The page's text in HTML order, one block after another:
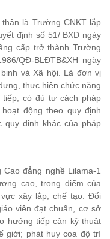
là Trường CNKT lắp
định số 51/ BXD ngày
cấp trở thành Trường
QĐ-BLĐTB&XH ngày
và Xã hội. Là đơn vị
thực hiện chức năng
có đủ tư cách pháp
động theo quy định
quy định khác của pháp
đẳng nghề Lilama-1
cao, trọng điểm của
xây lắp, chế tạo. Đổi
viên đạt chuẩn, cơ sở
hướng tiếp cận kỹ thuật
giới; phát huy coa độ trí